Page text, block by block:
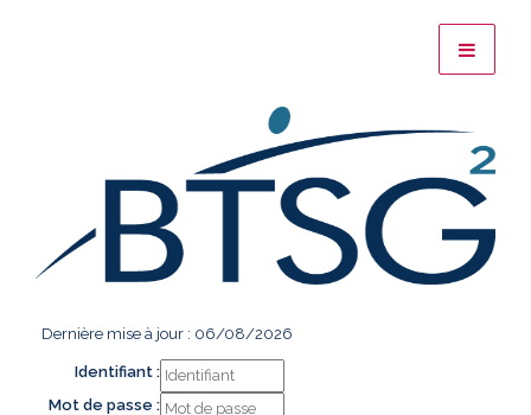
Dernière mise à jour : 06/08/2026
Identifiant :
Mot de passe :